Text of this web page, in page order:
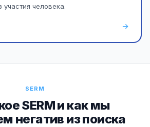
участия человека.
SERM
SERM и как мы
негатив из поиска